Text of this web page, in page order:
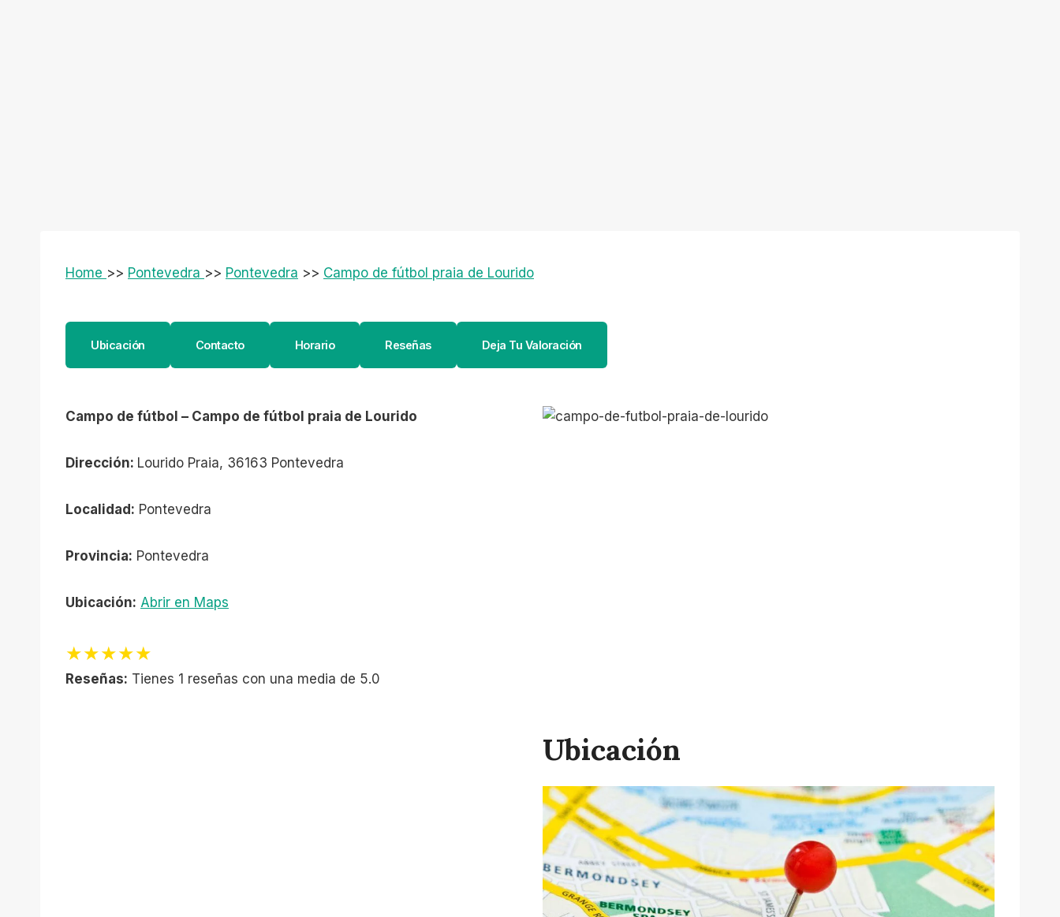
Home >> Pontevedra >> Pontevedra >> Campo de fútbol praia de Lourido
Ubicación Contacto Horario Reseñas Deja Tu Valoración
Campo de fútbol – Campo de fútbol praia de Lourido
Dirección: Lourido Praia, 36163 Pontevedra
Localidad: Pontevedra
Provincia: Pontevedra
Ubicación: Abrir en Maps
★★★★★
Reseñas: Tienes 1 reseñas con una media de 5.0
Ubicación